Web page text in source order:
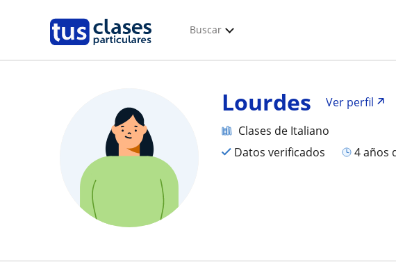
Buscar
Lourdes
Ver perfil
Clases de Italiano
Datos verificados
4